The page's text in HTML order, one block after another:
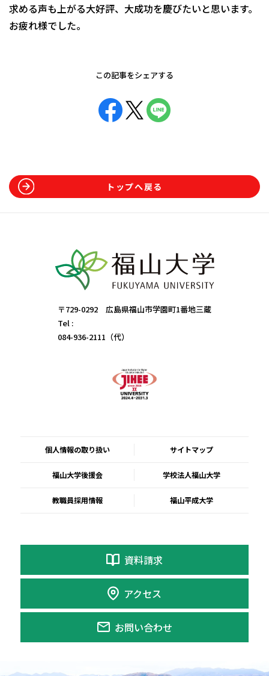
求める声も上がる大好評、大成功を慶びたいと思います。
お疲れ様でした。
この記事をシェアする
トップへ戻る
〒729-0292 広島県福山市学園町1番地三蔵
Tel :
084-936-2111（代）
個人情報の取り扱い サイトマップ
福山大学後援会 学校法人福山大学
教職員採用情報 福山平成大学
資料請求
アクセス
お問い合わせ